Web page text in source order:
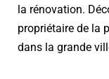
la rénovation.
propriétaire de la
dans la grande